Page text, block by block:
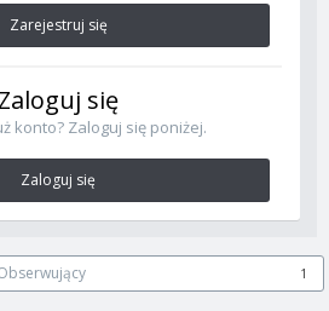
Zarejestruj się
Zaloguj się
konto? Zaloguj się poniżej.
Zaloguj się
1